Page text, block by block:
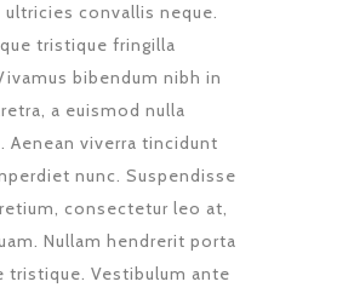
convallis neque.
tristique fringilla
bibendum nibh in
a euismod nulla
Aenean viverra tincidunt
nunc. Suspendisse
consectetur leo at,
Nullam hendrerit porta
tristique. Vestibulum ante